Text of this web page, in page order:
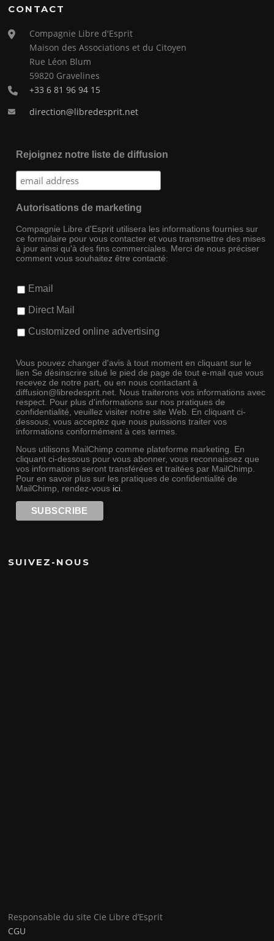
CONTACT
Compagnie Libre d'Esprit
Maison des Associations et du Citoyen
Rue Léon Blum
59820 Gravelines
+33 6 81 96 94 15
direction@libredesprit.net
Rejoignez notre liste de diffusion
Autorisations de marketing
Compagnie Libre d'Esprit utilisera les informations fournies sur
ce formulaire pour vous contacter et vous transmettre des mises
à jour ainsi qu'à des fins commerciales. Merci de nous préciser
comment vous souhaitez être contacté:
Email
Direct Mail
Customized online advertising
Vous pouvez changer d'avis à tout moment en cliquant sur le
lien Se désinscrire situé le pied de page de tout e-mail que vous
recevez de notre part, ou en nous contactant à
diffusion@libredesprit.net. Nous traiterons vos informations avec
respect. Pour plus d'informations sur nos pratiques de
confidentialité, veuillez visiter notre site Web. En cliquant ci-
dessous, vous acceptez que nous puissions traiter vos
informations conformément à ces termes.
Nous utilisons MailChimp comme plateforme marketing. En
cliquant ci-dessous pour vous abonner, vous reconnaissez que
vos informations seront transférées et traitées par MailChimp.
Pour en savoir plus sur les pratiques de confidentialité de
MailChimp, rendez-vous ici.
SUIVEZ-NOUS
Responsable du site Cie Libre d’Esprit
CGU